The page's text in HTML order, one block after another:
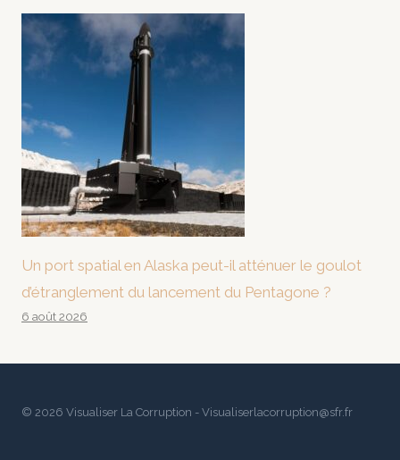
Un port spatial en Alaska peut-il atténuer le goulot
d’étranglement du lancement du Pentagone ?
6 août 2026
© 2026 Visualiser La Corruption - Visualiserlacorruption@sfr.fr